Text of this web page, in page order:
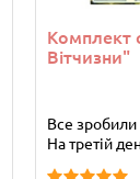
Комплект
Вітчизни"
Все
На третій